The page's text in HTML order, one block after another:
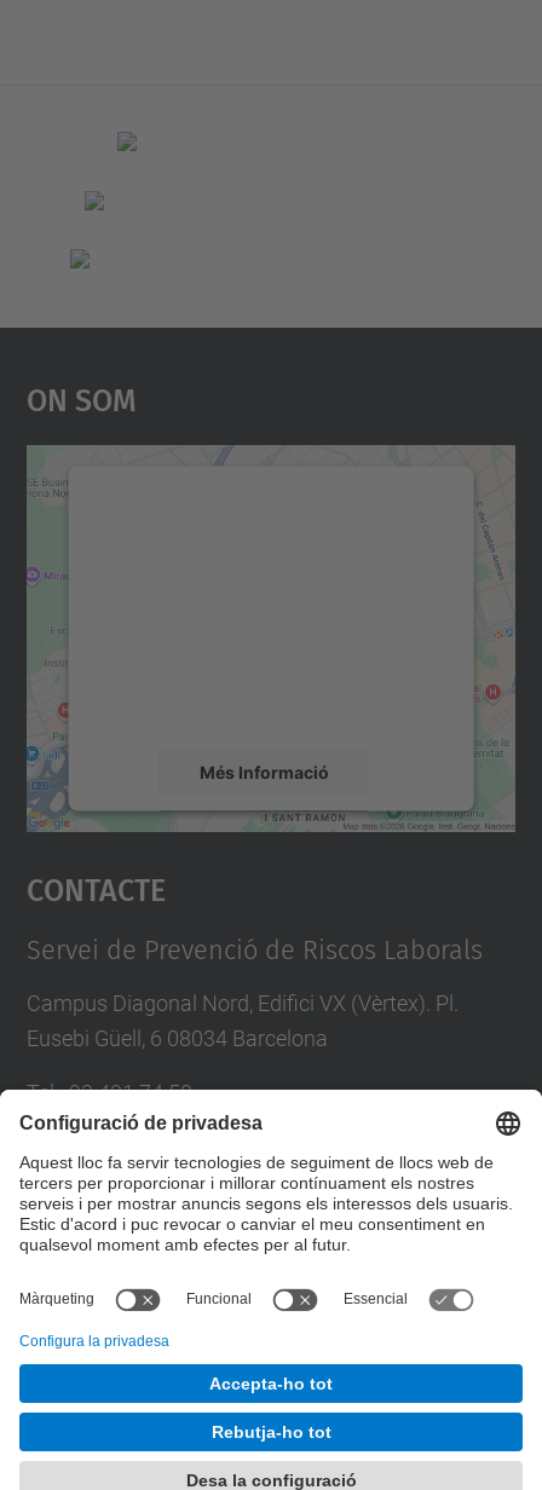
On Som
Més Informació
Accepta
powered by
Contacte
Servei de Prevenció de Riscos Laborals
Campus Diagonal Nord, Edifici VX (Vèrtex). Pl.
Eusebi Güell, 6 08034 Barcelona
Tel.:93 401 74 50
Directori UPC
Formulari de contacte
Servei de Prevenció de Riscos Laborals
Desenvolupat amb